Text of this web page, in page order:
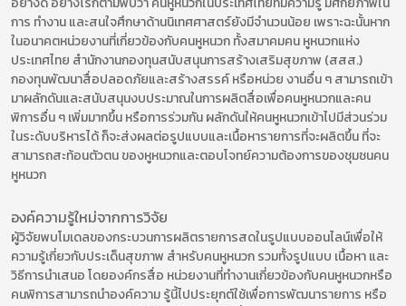
การ ทำงาน และสนใจศึกษาด้านนิเทศศาสตร์ยังมีจำนวนน้อย เพราะฉะนั้นหาก
ในอนาคตหน่วยงานที่เกี่ยวข้องกับคนหูหนวก ทั้งสมาคมคน หูหนวกแห่ง
ประเทศไทย สำนักงานกองทุนสนับสนุนการสร้างเสริมสุขภาพ (สสส.)
กองทุนพัฒนาสื่อปลอดภัยและสร้างสรรค์ หรือหน่วย งานอื่น ๆ สามารถเข้า
มาผลักดันและสนับสนุนงบประมาณในการผลิตสื่อเพื่อคนหูหนวกและคน
พิการอื่น ๆ เพิ่มมากขึ้น หรือการร่วมกัน ผลักดันให้คนหูหนวกเข้าไปมีส่วนร่วม
ในระดับบริหารได้ ก็จะส่งผลต่อรูปแบบและเนื้อหารายการที่จะผลิตขึ้น ที่จะ
สามารถสะท้อนตัวตน ของหูหนวกและตอบโจทย์ความต้องการของชุมชนคน
หูหนวก
องค์ความรู้ใหม่จากการวิจัย
ผู้วิจัยพบโมเดลของกระบวนการผลิตรายการสดในรูปแบบออนไลน์เพื่อให้
ความรู้เกี่ยวกับประเด็นสุขภาพ สำหรับคนหูหนวก รวมทั้งรูปแบบ เนื้อหา และ
วิธีการนำเสนอ โดยองค์กรสื่อ หน่วยงานที่ทำงานเกี่ยวข้องกับคนหูหนวกหรือ
คนพิการสามารถนำองค์ความ รู้นี้ไปประยุกต์ใช้เพื่อการพัฒนารายการ หรือ